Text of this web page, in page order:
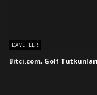
DAVETLER
Bitci.com, Golf